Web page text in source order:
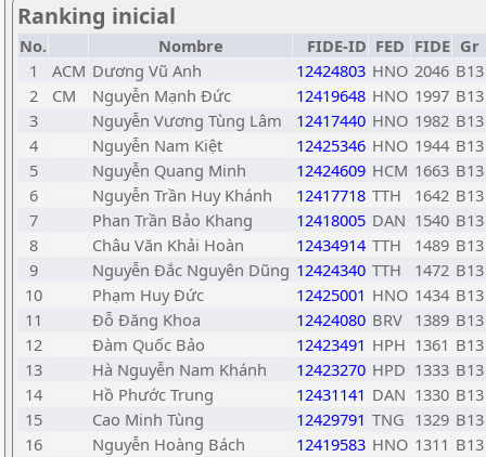
Ranking inicial
No. Nombre FIDE-ID FED FIDE Gr
1
ACM Dương Vũ Anh 12424803 HNO 2046 B13
2
CM Nguyễn Mạnh Đức 12419648 HNO 1997 B13
3
Nguyễn Vương Tùng Lâm 12417440 HNO 1982 B13
4
Nguyễn Nam Kiệt 12425346 HNO 1944 B13
5
Nguyễn Quang Minh 12424609 HCM 1663 B13
6
Nguyễn Trần Huy Khánh 12417718 TTH 1642 B13
7
Phan Trần Bảo Khang 12418005 DAN 1540 B13
8
Châu Văn Khải Hoàn 12434914 TTH 1489 B13
9
Nguyễn Đắc Nguyên Dũng 12424340 TTH 1472 B13
10
Phạm Huy Đức 12425001 HNO 1434 B13
11
Đỗ Đăng Khoa 12424080 BRV 1389 B13
12
Đàm Quốc Bảo 12423491 HPH 1361 B13
13
Hà Nguyễn Nam Khánh 12423270 HPD 1333 B13
14
Hồ Phước Trung 12431141 DAN 1330 B13
15
Cao Minh Tùng 12429791 TNG 1329 B13
16
Nguyễn Hoàng Bách 12419583 HNO 1311 B13